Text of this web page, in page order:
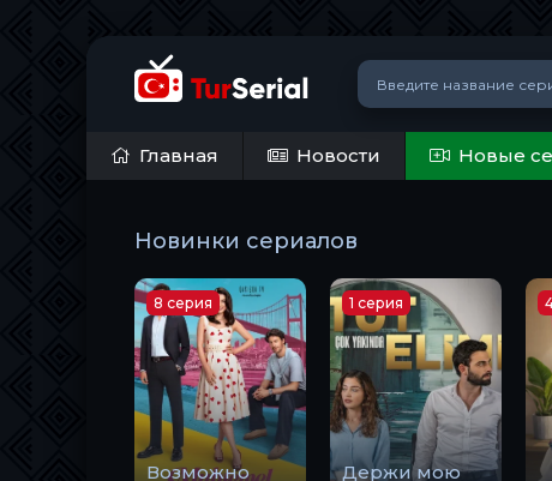
Главная Новости Новые
Новинки сериалов
Возможно
8 серия
Держи мою
1 серия